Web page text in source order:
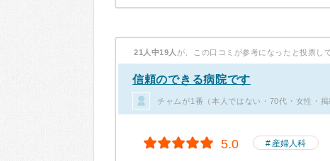
21人中19人 が、この口コミが参考になったと投票し
信頼のできる病院です
チャムが1番（本人ではない・70代・女性・掲
5.0 産婦人科